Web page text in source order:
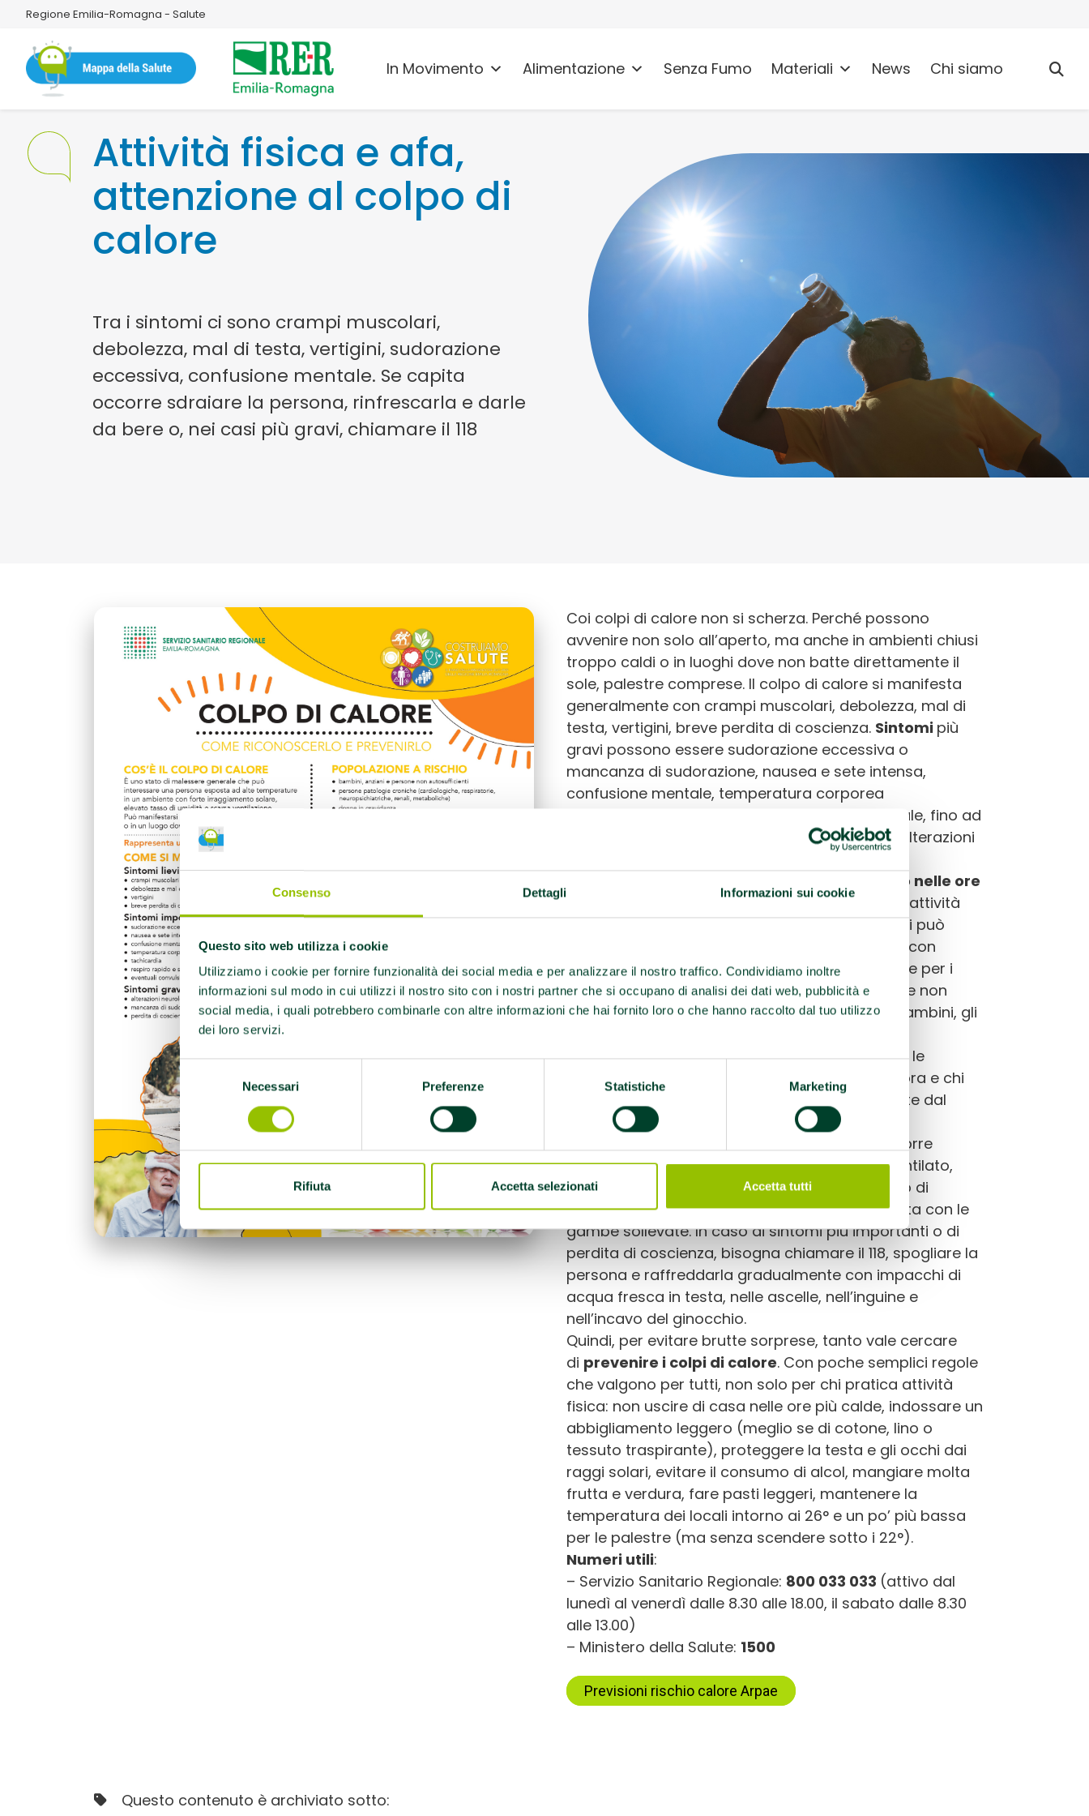
Consenso Dettagli Informazioni sui cookie
Questo sito web utilizza i cookie
Utilizziamo i cookie per fornire funzionalità dei social media e per analizzare il nostro traffico. Condividiamo inoltre
informazioni sul modo in cui utilizzi il nostro sito con i nostri partner che si occupano di analisi dei dati web, pubblicità e
social media, i quali potrebbero combinarle con altre informazioni che hai fornito loro o che hanno raccolto dal tuo utilizzo
dei loro servizi.
Selezione
del
consenso
Necessari Preferenze Statistiche Marketing
Rifiuta Accetta selezionati Accetta tutti
Regione Emilia-Romagna - Salute
In Movimento Alimentazione Senza Fumo Materiali News Chi siamo
Attività fisica e afa,
attenzione al colpo di
calore
Tra i sintomi ci sono crampi muscolari,
debolezza, mal di testa, vertigini, sudorazione
eccessiva, confusione mentale. Se capita
occorre sdraiare la persona, rinfrescarla e darle
da bere o, nei casi più gravi, chiamare il 118
Coi colpi di calore non si scherza. Perché possono
avvenire non solo all’aperto, ma anche in ambienti chiusi
troppo caldi o in luoghi dove non batte direttamente il
sole, palestre comprese. Il colpo di calore si manifesta
generalmente con crampi muscolari, debolezza, mal di
testa, vertigini, breve perdita di coscienza. Sintomi più
gravi possono essere sudorazione eccessiva o
mancanza di sudorazione, nausea e sete intensa,
confusione mentale, temperatura corporea
elevata, tachicardia, respiro rapido e superficiale, fino ad
arrivare anche a eventuali convulsioni e deliri, alterazioni
neurologiche gravi, perdita di coscienza, coma.
esercizio fisico nelle ore
più calde della giornata. In ogni caso, se si fa attività
fisica, bisognabere molti liquidi. Per gli sportivi può
essere utile compensare la perdita di elettroliti con
integratori naturali. Particolare attenzione anche per i
lavoratori all’aperto e i turisti, perché comunque non
stanno fermi. Un occhio di riguardo, poi, per i bambini, gli
autosufficienti, chi soffre di patologie croniche, le
persone socialmente isolate, i senza fissa dimora e chi
partecipa a eventi di massa, indipendentemente dal
grado di movimento.
Per prima cosa occorre
mettere la persona in un ambiente fresco e ventilato,
somministrare bevande (non fredde) e, in caso di
piccolo svenimento, lasciare la persona sdraiata con le
gambe sollevate. In caso di sintomi più importanti o di
perdita di coscienza, bisogna chiamare il 118, spogliare la
persona e raffreddarla gradualmente con impacchi di
acqua fresca in testa, nelle ascelle, nell’inguine e
nell’incavo del ginocchio.
Quindi, per evitare brutte sorprese, tanto vale cercare
di prevenire i colpi di calore. Con poche semplici regole
che valgono per tutti, non solo per chi pratica attività
fisica: non uscire di casa nelle ore più calde, indossare un
abbigliamento leggero (meglio se di cotone, lino o
tessuto traspirante), proteggere la testa e gli occhi dai
raggi solari, evitare il consumo di alcol, mangiare molta
frutta e verdura, fare pasti leggeri, mantenere la
temperatura dei locali intorno ai 26° e un po’ più bassa
per le palestre (ma senza scendere sotto i 22°).
Numeri utili:
– Servizio Sanitario Regionale: 800 033 033 (attivo dal
lunedì al venerdì dalle 8.30 alle 18.00, il sabato dalle 8.30
alle 13.00)
– Ministero della Salute: 1500
Previsioni rischio calore Arpae
Questo contenuto è archiviato sotto: